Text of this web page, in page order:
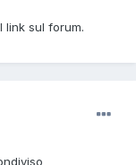
link sul forum.